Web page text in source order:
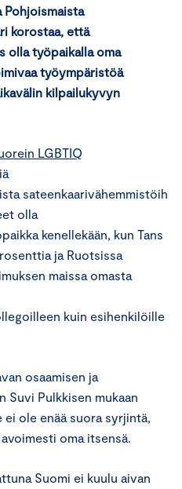
Pohjoismaista
korostaa, että
olla työpaikalla oma
työympäristöä
kilpailukyvyn
LGBTIQ
sateenkaarivähemmistöih
olla
kenellekään, kun Tans
ja Ruotsissa
maissa omasta
kuin esihenkilöille
osaamisen ja
Suvi Pulkkisen mukaan
ei ole enää suora syrjintä,
oma itsensä.
Suomi ei kuulu aivan